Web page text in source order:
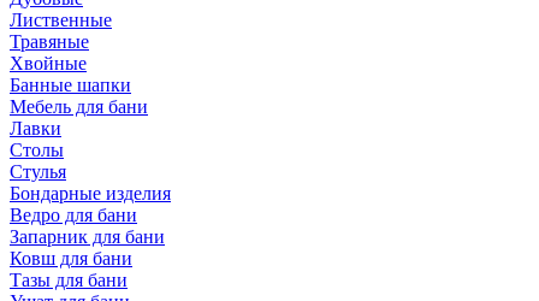
Лиственные
Травяные
Хвойные
Банные шапки
Мебель для бани
Лавки
Столы
Стулья
Бондарные изделия
Ведро для бани
Запарник для бани
Ковш для бани
Тазы для бани